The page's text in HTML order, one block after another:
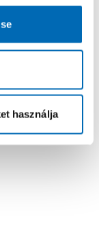
használja